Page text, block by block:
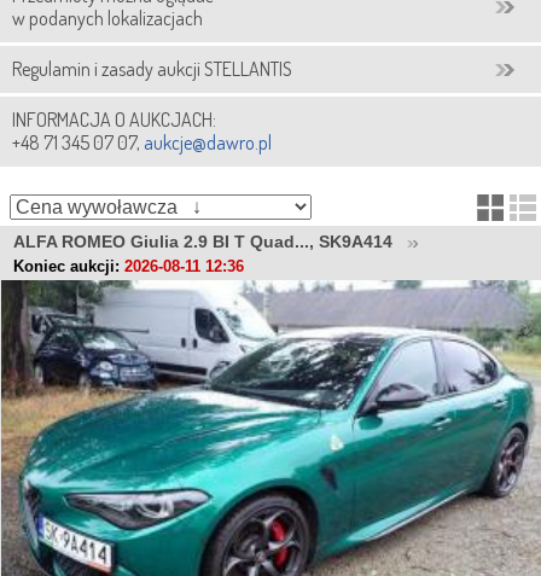
w podanych lokalizacjach
Regulamin i zasady aukcji STELLANTIS
INFORMACJA O AUKCJACH:
+48 71 345 07 07, aukcje@dawro.pl
ALFA ROMEO Giulia 2.9 BI T Quad..., SK9A414
Koniec aukcji: 2026-08-11 12:36